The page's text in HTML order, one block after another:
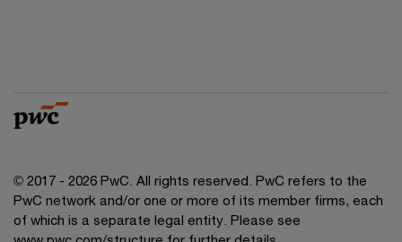
© 2017 - 2026 PwC. All rights reserved. PwC refers to the
PwC network and/or one or more of its member firms, each
of which is a separate legal entity. Please see